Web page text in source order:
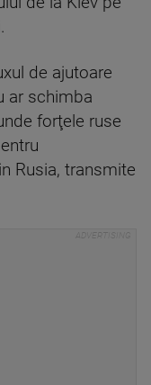
de ajutoare
ar schimba
forţele ruse
Rusia, transmite